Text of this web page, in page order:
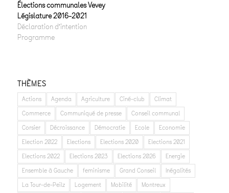
Élections communales Vevey
Législature 2016-2021
Déclaration d’intention
Programme
THÈMES
Actions Agenda Agriculture Ciné-club
Climat
Commerce
Communiqué de presse
Conseil communal
Corsier
Décroissance Démocratie Ecole
Economie
Election 2022
Elections Elections 2020
Elections 2021
Elections 2022
Elections 2023 Elections 2026
Energie
Ensemble à Gauche
feminisme Grand Conseil
Inégalités
La Tour-de-Peilz
Logement Mobilité
Montreux